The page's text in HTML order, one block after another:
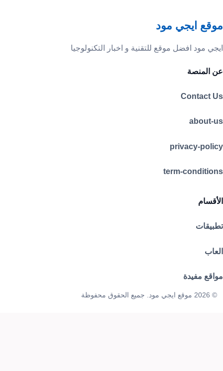
موقع ايجي مود
ايجي مود افضل موقع للتقنية و اخبار التكنولوجيا
عن المنصة
Contact Us
about-us
privacy-policy
term-conditions
الأقسام
تطبيقات
العاب
مواقع مفيدة
© 2026 موقع ايجي مود. جميع الحقوق محفوظة